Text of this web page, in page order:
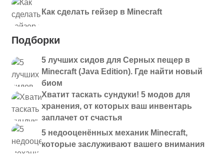
Как сделать гейзер в Minecraft
Подборки
5 лучших сидов для Серных пещер в
Minecraft (Java Edition). Где найти новый
биом
Хватит таскать сундуки! 5 модов для
хранения, от которых ваш инвентарь
заплачет от счастья
5 недооценённых механик Minecraft,
которые заслуживают вашего внимания